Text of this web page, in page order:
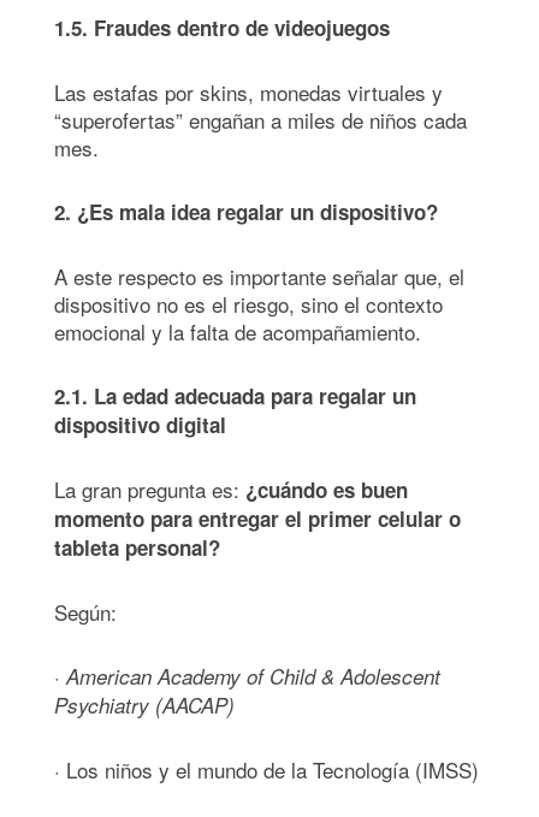
1.5. Fraudes dentro de videojuegos
Las estafas por skins, monedas virtuales y
“superofertas” engañan a miles de niños cada
mes.
2. ¿Es mala idea regalar un dispositivo?
A este respecto es importante señalar que, el
dispositivo no es el riesgo, sino el contexto
emocional y la falta de acompañamiento.
2.1. La edad adecuada para regalar un
dispositivo digital
La gran pregunta es: ¿cuándo es buen
momento para entregar el primer celular o
tableta personal?
Según:
·American Academy of Child & Adolescent
Psychiatry (AACAP)
· Los niños y el mundo de la Tecnología (IMSS)